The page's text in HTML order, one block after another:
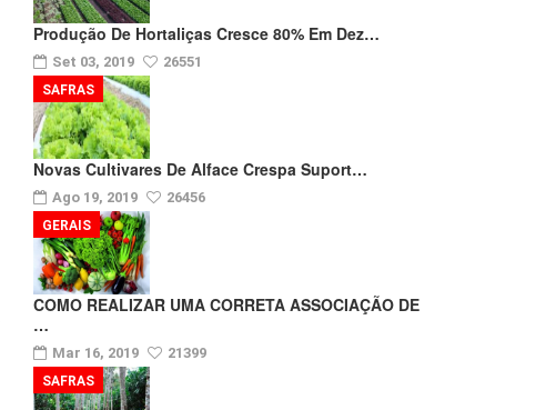
Produção De Hortaliças Cresce 80% Em Dez…
Set 03, 2019 26551
Novas Cultivares De Alface Crespa Suport…
Ago 19, 2019 26456
SAFRAS
COMO REALIZAR UMA CORRETA ASSOCIAÇÃO DE
…
Mar 16, 2019 21399
GERAIS
SAFRAS